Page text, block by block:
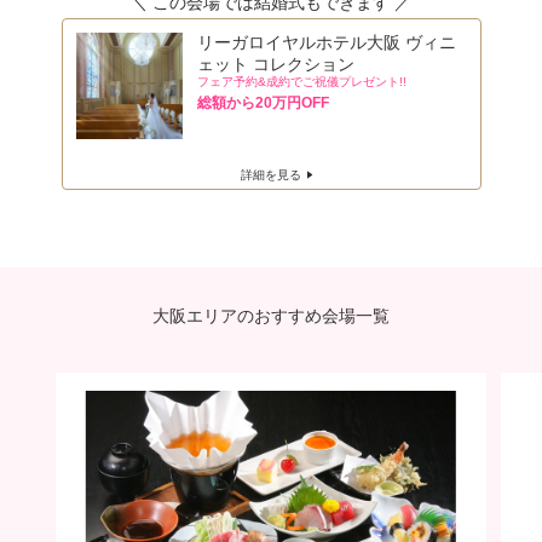
リーガロイヤルホテル大阪 ヴィニ
ェット コレクション
フェア予約&成約でご祝儀プレゼント!!
総額から20万円OFF
詳細を見る
大阪エリアのおすすめ会場一覧